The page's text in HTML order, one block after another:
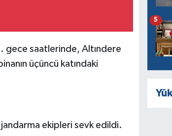
gece saatlerinde, Altındere
üçüncü katındaki
ekipleri sevk edildi.
5